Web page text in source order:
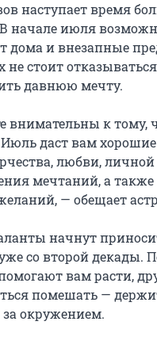
наступает время
начале июля
дома и внезапные
не стоит
давнюю мечту.
внимательны к тому,
Июль даст вам
любви,
мечтаний, а
— обещает
начнут
со второй декады.
вам расти,
помешать —
за окружением.